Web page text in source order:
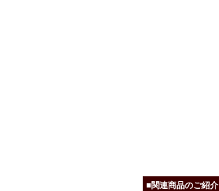
■関連商品のご紹介